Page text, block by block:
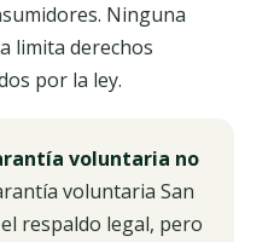
Ninguna
limita derechos
por la ley.
voluntaria no
voluntaria San
respaldo legal, pero